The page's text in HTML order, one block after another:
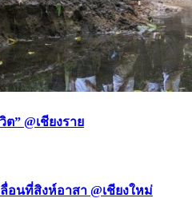
” @เชียงราย
อนที่สิงห์อาสา @เชียงใหม่